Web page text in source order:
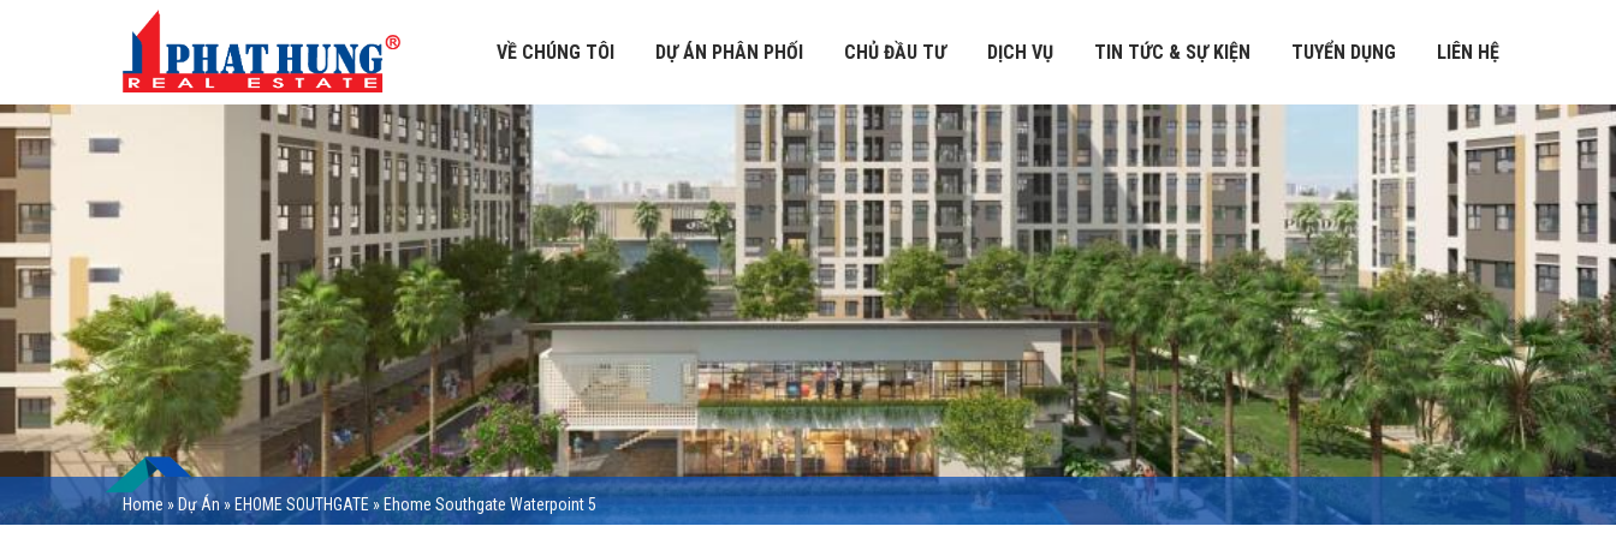
VỀ CHÚNG TÔI DỰ ÁN PHÂN PHỐI CHỦ ĐẦU TƯ DỊCH VỤ TIN TỨC & SỰ KIỆN TUYỂN DỤNG LIÊN HỆ
Home » Dự Án» EHOME SOUTHGATE»Ehome Southgate Waterpoint 5